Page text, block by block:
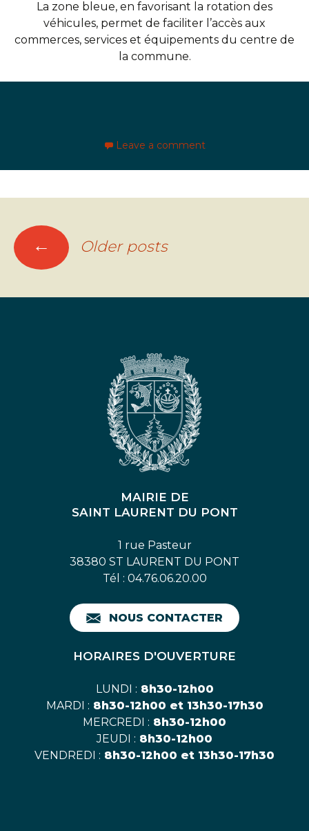
La zone bleue, en favorisant la rotation des
véhicules, permet de faciliter l’accès aux
commerces, services et équipements du centre de
la commune.
Leave a comment
POSTS
NAVIGATION
← Older posts
MAIRIE DE
SAINT LAURENT DU PONT
1 rue Pasteur
38380 ST LAURENT DU PONT
Tél : 04.76.06.20.00
NOUS CONTACTER
HORAIRES D'OUVERTURE
LUNDI : 8h30-12h00
MARDI : 8h30-12h00 et 13h30-17h30
MERCREDI : 8h30-12h00
JEUDI : 8h30-12h00
VENDREDI : 8h30-12h00 et 13h30-17h30